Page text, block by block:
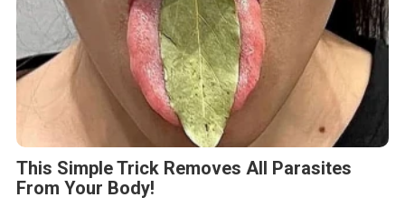
This Simple Trick Removes All Parasites
From Your Body!